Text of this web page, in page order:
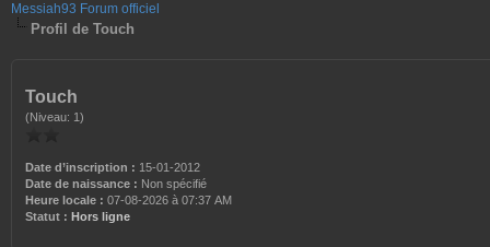
Messiah93 Forum officiel
Profil de Touch
Touch
(Niveau: 1)
Date d’inscription : 15-01-2012
Date de naissance : Non spécifié
Heure locale : 07-08-2026 à 07:37 AM
Statut : Hors ligne